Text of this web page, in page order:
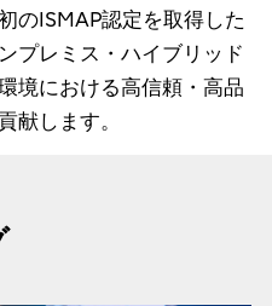
のISMAP認定を取得した
プレミス・ハイブリッド
境における高信頼・高品
献します。